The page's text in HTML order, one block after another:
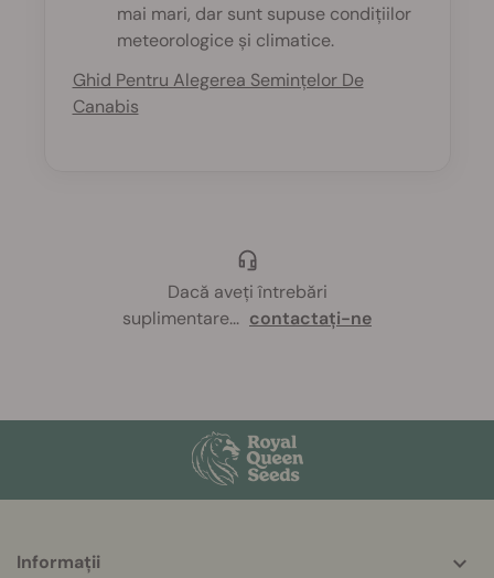
mai mari, dar sunt supuse condițiilor
meteorologice și climatice.
Ghid Pentru Alegerea Semințelor De
Canabis
Dacă aveți întrebări
suplimentare... contactați-ne
helpful
Informații